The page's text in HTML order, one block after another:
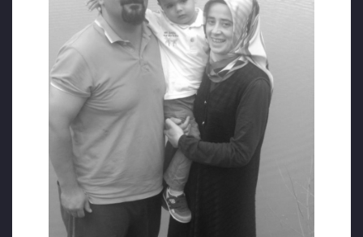
EŞİ VE OĞLUNUN CENAZESİNE BİLE
KATILMASINA İZİN VERİLMEDİ
Hasan Aksoy olaydan sonra tutuklanıp
Balıkesir Burhaniye Cezaevine gönderildi. Bir
yıl burada kalan Askoy, geçen yıl Ramazan
ayında ailesinin yaşadığı Mersin’e nakil istedi
ama nakledilmedi. Tarsus 1 Nolu T Tipi
Cezaevinde tutuklu kaldı.
Aksoy’a eşinin ve oğlunun cenazesine
katılma izni verilmedi. Olaydan sonra alınan